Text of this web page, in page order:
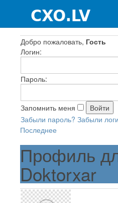
Добро пожаловать, Гость
Логин:
Пароль:
Запомнить меня
Забыли пароль? Забыли
Последнее
Профиль
Doktorxar